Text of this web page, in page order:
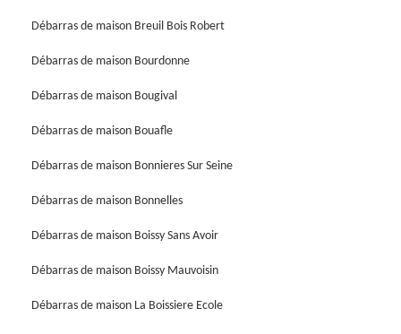
Débarras de maison Breuil Bois Robert
Débarras de maison Bourdonne
Débarras de maison Bougival
Débarras de maison Bouafle
Débarras de maison Bonnieres Sur Seine
Débarras de maison Bonnelles
Débarras de maison Boissy Sans Avoir
Débarras de maison Boissy Mauvoisin
Débarras de maison La Boissiere Ecole